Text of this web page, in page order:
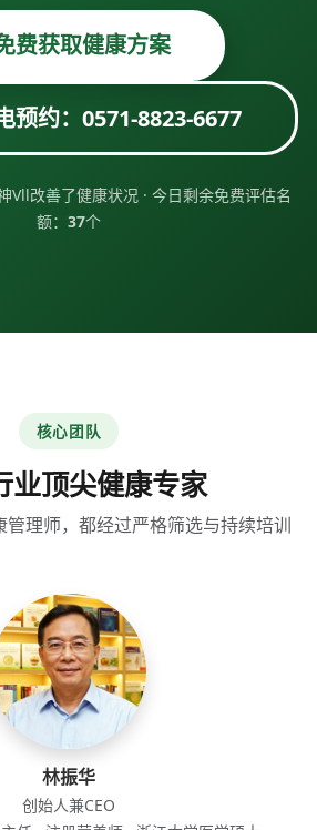
费获取健康方案
预约：0571-8823-6677
Vll改善了健康状况 · 今日剩余免费评估名
额： 37个
核心团队
业顶尖健康专家
理师，都经过严格筛选与持续培训
林振华
创始人兼CEO